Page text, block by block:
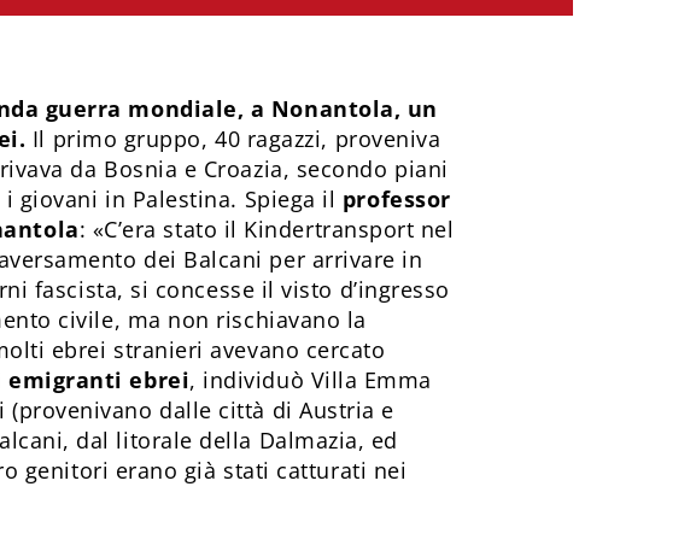
guerra mondiale, a Nonantola, un
Il primo gruppo, 40 ragazzi, proveniva
da Bosnia e Croazia, secondo piani
giovani in Palestina. Spiega il professor
: «C’era stato il Kindertransport nel
dei Balcani per arrivare in
fascista, si concesse il visto d’ingresso
civile, ma non rischiavano la
ebrei stranieri avevano cercato
emigranti ebrei, individuò Villa Emma
(provenivano dalle città di Austria e
dal litorale della Dalmazia, ed
genitori erano già stati catturati nei